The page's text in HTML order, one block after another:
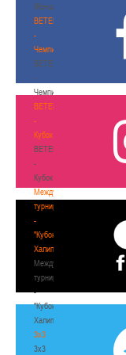
Женщины
BETERA
-
Чемпионат
BETERA
-
Чемпионат
BETERA
-
Кубок
BETERA
-
Кубок
Международный
турнир
-
"Кубок
Халипского"
Международный
турнир
-
"Кубок
Халипского"
3x3
3x3